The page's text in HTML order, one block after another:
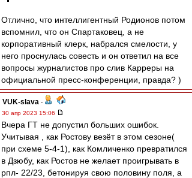
Отлично, что интеллигентный Родионов потом
вспомнил, что он Спартаковец, а не
корпоративный клерк, набрался смелости, у
него проснулась совесть и он ответил на все
вопросы журналистов про слив Карреры на
официальной пресс-конференции, правда? )
VUK-slava -
30 апр 2023 15:06
Вчера ГТ не допустил больших ошибок.
Учитывая , как Ростову везёт в этом сезоне(
при схеме 5-4-1), как Комличенко превратился
в Дзюбу, как Ростов не желает проигрывать в
рпл- 22/23, бетонируя свою половину поля, а